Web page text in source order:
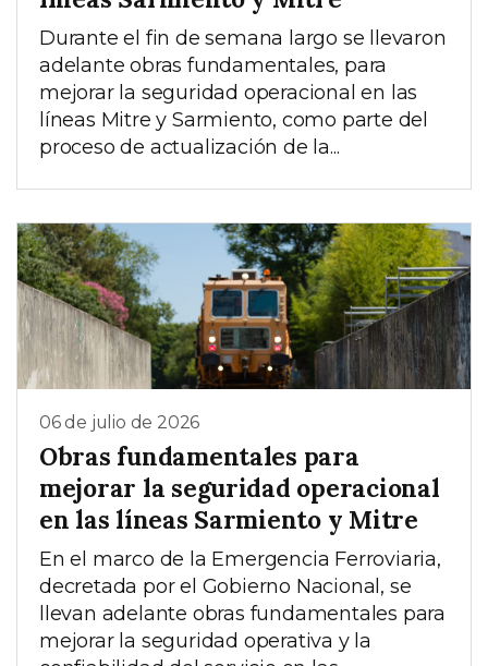
Durante el fin de semana largo se llevaron
adelante obras fundamentales, para
mejorar la seguridad operacional en las
líneas Mitre y Sarmiento, como parte del
proceso de actualización de la...
06 de julio de 2026
Obras fundamentales para
mejorar la seguridad operacional
en las líneas Sarmiento y Mitre
En el marco de la Emergencia Ferroviaria,
decretada por el Gobierno Nacional, se
llevan adelante obras fundamentales para
mejorar la seguridad operativa y la